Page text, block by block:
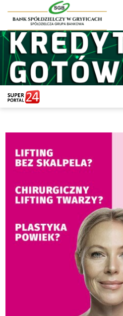
STRONA GŁÓWNA
POWIAT GRYFICKI
STUDIO SUPERPORTALU
KONTAKT
REDAKCJA
REGULAMIN